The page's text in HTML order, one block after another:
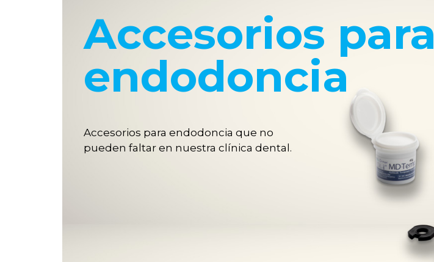
Accesorios para
endodoncia
Accesorios para endodoncia que no
pueden faltar en nuestra clínica dental.